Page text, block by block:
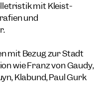
mit Kleist-
und
mit Bezug zur Stadt
wie Franz von Gaudy,
Klabund, Paul Gurk